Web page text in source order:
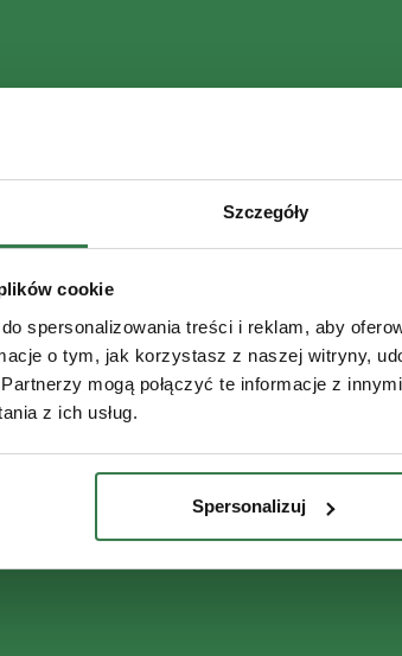
Szczegóły
cookie
spersonalizowania treści i reklam, aby
o tym, jak korzystasz z naszej witryny,
mogą połączyć te informacje z
z ich usług.
Spersonalizuj